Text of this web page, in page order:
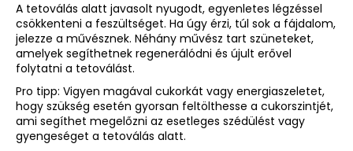
A tetoválás alatt javasolt nyugodt, egyenletes légzéssel
csökkenteni a feszültséget. Ha úgy érzi, túl sok a fájdalom,
jelezze a művésznek. Néhány művész tart szüneteket,
amelyek segíthetnek regenerálódni és újult erővel
folytatni a tetoválást.
Pro tipp: Vigyen magával cukorkát vagy energiaszeletet,
hogy szükség esetén gyorsan feltölthesse a cukorszintjét,
ami segíthet megelőzni az esetleges szédülést vagy
gyengeséget a tetoválás alatt.